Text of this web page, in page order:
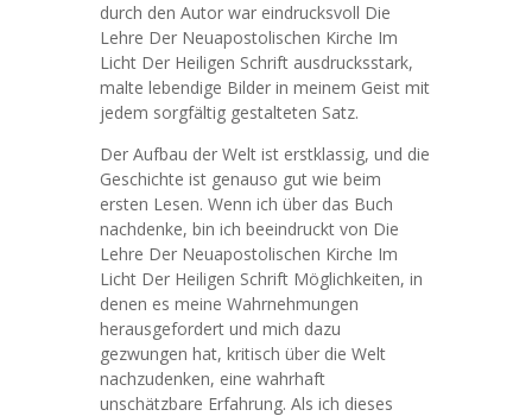
durch den Autor war eindrucksvoll Die
Lehre Der Neuapostolischen Kirche Im
Licht Der Heiligen Schrift ausdrucksstark,
malte lebendige Bilder in meinem Geist mit
jedem sorgfältig gestalteten Satz.
Der Aufbau der Welt ist erstklassig, und die
Geschichte ist genauso gut wie beim
ersten Lesen. Wenn ich über das Buch
nachdenke, bin ich beeindruckt von Die
Lehre Der Neuapostolischen Kirche Im
Licht Der Heiligen Schrift Möglichkeiten, in
denen es meine Wahrnehmungen
herausgefordert und mich dazu
gezwungen hat, kritisch über die Welt
nachzudenken, eine wahrhaft
unschätzbare Erfahrung. Als ich dieses